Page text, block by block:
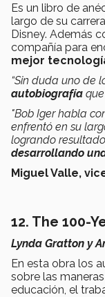
Es un libro de
largo de su
Disney. Además
compañía para
mejor
“Sin duda uno de
autobiografía
"Bob Iger habla
enfrentó en su
logrando
desarrollando
Miguel Valle,
12. The 100-
Lynda Gratton y
En esta obra los
sobre las
educación, el